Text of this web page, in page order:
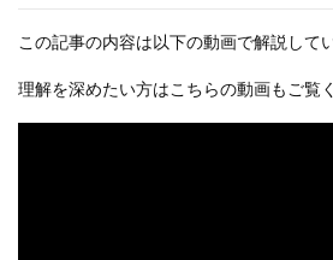
この記事の内容は以下の動画で解説してい
理解を深めたい方はこちらの動画もご覧